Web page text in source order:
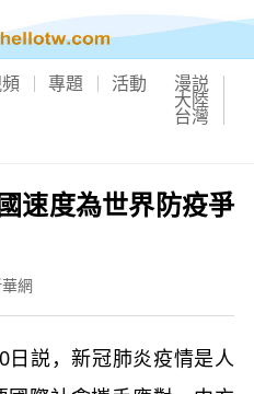
專題 活動 漫説
大陸
台灣
速度為世界防疫爭
網
説，新冠肺炎疫情是人